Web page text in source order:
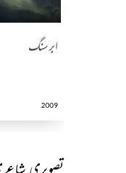
ابر سنگ
2009
تصویری